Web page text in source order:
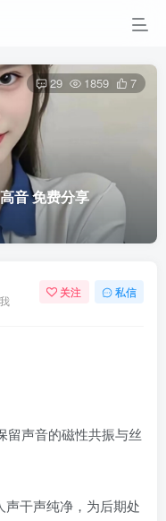
音 免费分享
29 1859 7
关注 私信
留声音的磁性共振与丝
干声纯净，为后期处